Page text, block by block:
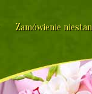
Zamówienie